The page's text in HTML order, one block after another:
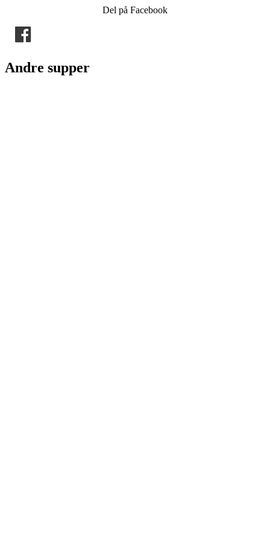
Del på Facebook
Andre supper